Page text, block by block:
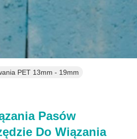
PET 13mm - 19mm
Pasów
Do Wiązania